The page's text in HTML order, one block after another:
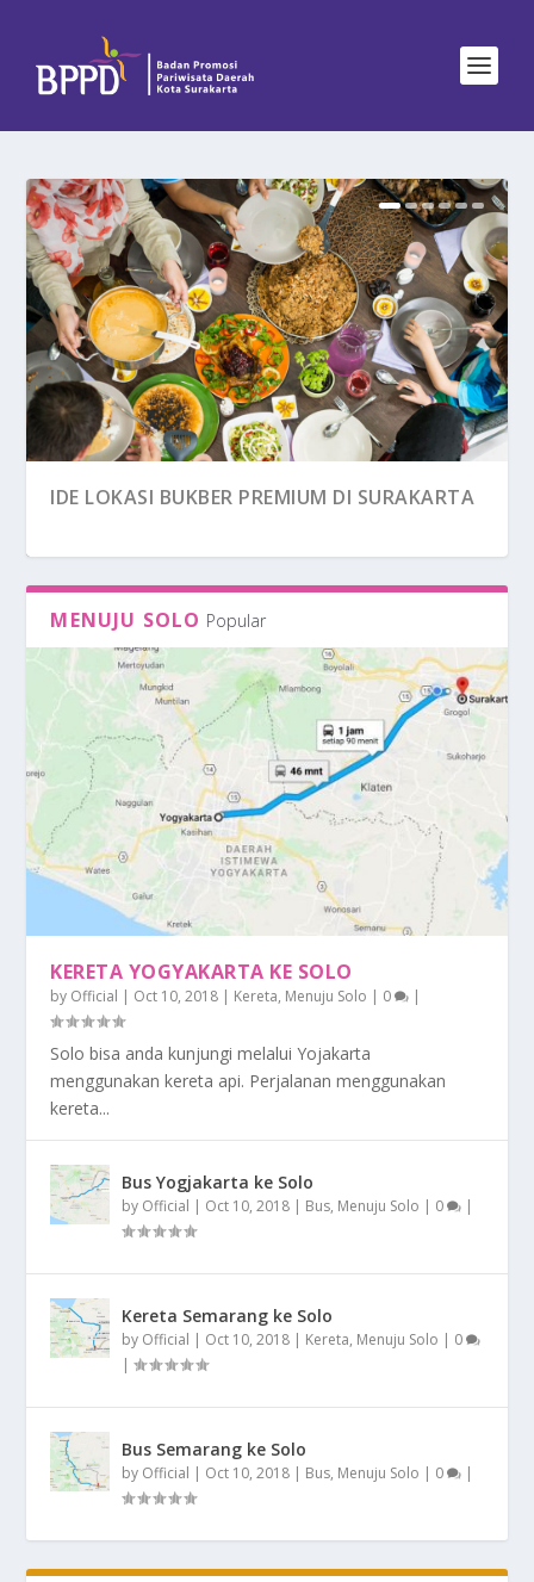
IDE LOKASI BUKBER PREMIUM DI SURAKARTA
INSPIRASI TAKJIL SEHAT ALA SURAKARTA
HUNTING HALAL CULINARY DI KOTA
SURAKARTA
MASJID FAVORIT HALAL TRAVELLER DI
SURAKARTA
MEMORY TOUR ALA MASA KOLONIAL DI
SURAKARTA
TRIWINDU ANTIQUE CENTRE : LOKASI
NONGKRONG PARA KO...
MENUJU SOLO Popular
KERETA YOGYAKARTA KE SOLO
by Official | Oct 10, 2018 | Kereta, Menuju Solo | 0 |
Solo bisa anda kunjungi melalui Yojakarta
menggunakan kereta api. Perjalanan menggunakan
kereta...
Bus Yogjakarta ke Solo
by Official | Oct 10, 2018 | Bus, Menuju Solo | 0 |
Kereta Semarang ke Solo
by Official | Oct 10, 2018 | Kereta, Menuju Solo | 0
|
Bus Semarang ke Solo
by Official | Oct 10, 2018 | Bus, Menuju Solo | 0 |